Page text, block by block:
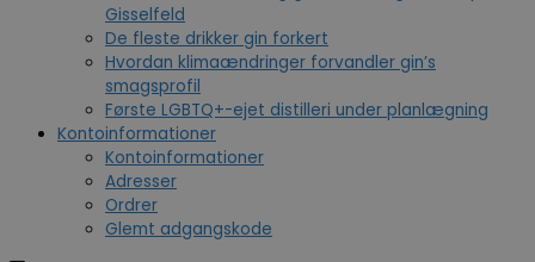
Gisselfeld
De fleste drikker gin forkert
Hvordan klimaændringer forvandler gin’s
smagsprofil
Første LGBTQ+-ejet distilleri under planlægning
Kontoinformationer
Kontoinformationer
Adresser
Ordrer
Glemt adgangskode